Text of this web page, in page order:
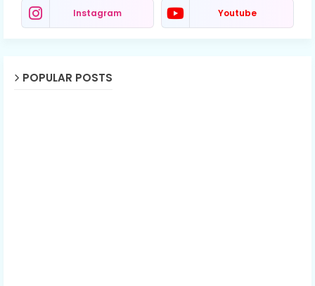
Instagram Youtube
POPULAR POSTS